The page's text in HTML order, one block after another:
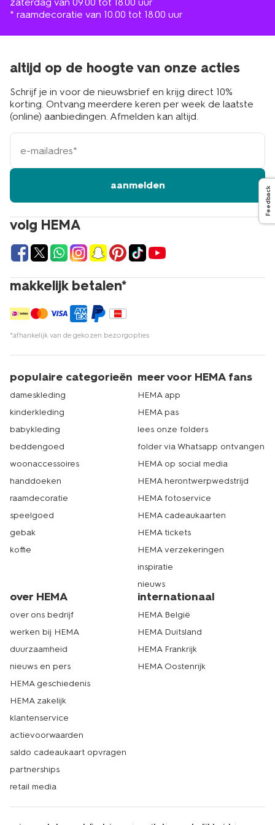
* raamdecoratie van 10.00 tot 18.00 uur
volg HEMA
makkelijk betalen*
*afhankelijk van de gekozen bezorgopties
altijd op de hoogte van onze acties
Schrijf je in voor de nieuwsbrief en krijg direct 10%
korting. Ontvang meerdere keren per week de laatste
(online) aanbiedingen. Afmelden kan altijd.
e-
mailadres
aanmelden
populaire categorieën
dameskleding
kinderkleding
babykleding
beddengoed
woonaccessoires
handdoeken
raamdecoratie
speelgoed
gebak
koffie
meer voor HEMA fans
HEMA app
HEMA pas
lees onze folders
folder via Whatsapp ontvangen
HEMA op social media
HEMA herontwerpwedstrijd
HEMA fotoservice
HEMA cadeaukaarten
HEMA tickets
HEMA verzekeringen
inspiratie
nieuws
over HEMA
over ons bedrijf
werken bij HEMA
duurzaamheid
nieuws en pers
HEMA geschiedenis
HEMA zakelijk
klantenservice
actievoorwaarden
saldo cadeaukaart opvragen
partnerships
retail media
internationaal
HEMA België
HEMA Duitsland
HEMA Frankrijk
HEMA Oostenrijk
Feedback